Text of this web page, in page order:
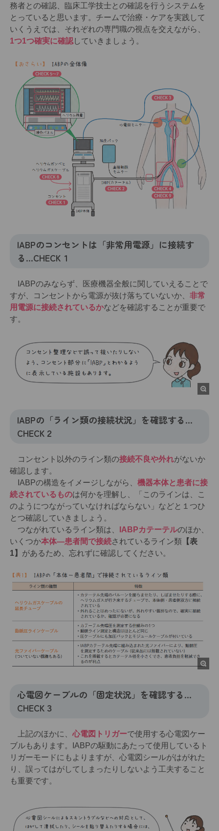
務者との確認、臨床工学技士との確認を行うシステムを
とっていると思います。チームで治療・ケアを実践して
いくうえでは、それぞれの専門職の視点を交えながら、
1つ1つ確実に確認していきましょう。
IABPのコンセントは「非常用電源」に接続す
る…CHECK１
IABPのみならず、医療機器全般に関していえることで
すが、コンセントから電源が抜け落ちていないか、 非常
用電源に接続されているかなどを確認することが重要で
す。
IABPの「ライン類の接続状況」を確認する…
CHECK２
コンセント以外のライン類の接続不良や外れがないか
確認します。
IABPの構造をイメージしながら、 機器本体と患者に接
続されているものは何かを理解し、「このラインは、こ
のようにつながっていなければならない」などと１つひ
とつ確認していきましょう。
つながれているライン類は、
IABPカテーテルのほか、
いくつか本体―患者間で接続されているライン類 【表
1】 があるため、忘れずに確認してください。
心電図ケーブルの「固定状況」を確認する…
CHECK３
上記のほかに、 心電図トリガーで使用する心電図ケー
ブルもあります。IABPの駆動にあたって使用しているト
リガーモードにもよりますが、心電図シールがはがれた
り、誤ってはがしてしまったりしないよう工夫すること
も重要です。